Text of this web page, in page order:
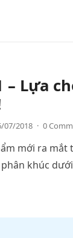
– Lựa
07/2018 · 0
mới ra
khúc